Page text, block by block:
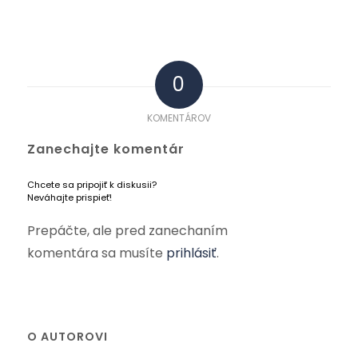
0
KOMENTÁROV
Zanechajte komentár
Chcete sa pripojiť k diskusii?
Neváhajte prispieť!
Prepáčte, ale pred zanechaním
komentára sa musíte prihlásiť.
O AUTOROVI